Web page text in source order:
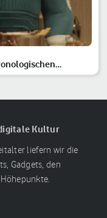
Kultur
liefern wir die
Gadgets, den